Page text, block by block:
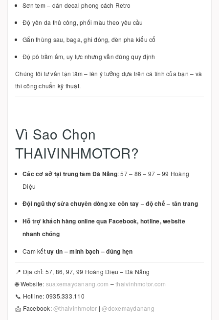
Sơn tem – dán decal phong cách Retro
Độ yên da thủ công, phối màu theo yêu cầu
Gắn thùng sau, baga, ghi đông, đèn pha kiểu cổ
Độ pô trầm ấm, uy lực nhưng vẫn đúng quy định
Chúng tôi tư vấn tận tâm – lên ý tưởng dựa trên cá tính của bạn – và
thi công chuẩn kỹ thuật.
Vì Sao Chọn
THAIVINHMOTOR?
Các cơ sở tại trung tâm Đà Nẵng: 57 – 86 – 97 – 99 Hoàng
Diệu
Đội ngũ thợ sửa chuyên dòng xe côn tay – độ chế – tân trang
Hỗ trợ khách hàng online qua Facebook, hotline, website
nhanh chóng
Cam kếtuy tín – minh bạch – đúng hẹn
📍 Địa chỉ: 57, 86, 97, 99 Hoàng Diệu – Đà Nẵng
🌐 Website: suaxemaydanang.com –thaivinhmotor.com
📞 Hotline: 0935.333.110
📩 Facebook:@thaivinhmotor |@doxemaydanang